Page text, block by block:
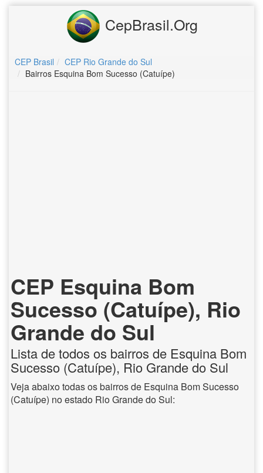
CepBrasil.Org
CEP Brasil
CEP Rio Grande do Sul
Bairros Esquina Bom Sucesso (Catuípe)
CEP Esquina Bom
Sucesso (Catuípe), Rio
Grande do Sul
Lista de todos os bairros de Esquina Bom
Sucesso (Catuípe), Rio Grande do Sul
Veja abaixo todas os bairros de Esquina Bom Sucesso
(Catuípe) no estado Rio Grande do Sul: